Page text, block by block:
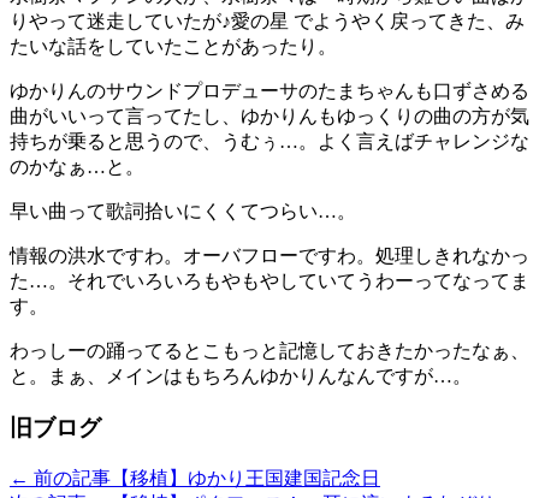
りやって迷走していたが♪愛の星 でようやく戻ってきた、み
たいな話をしていたことがあったり。
ゆかりんのサウンドプロデューサのたまちゃんも口ずさめる
曲がいいって言ってたし、ゆかりんもゆっくりの曲の方が気
持ちが乗ると思うので、うむぅ…。よく言えばチャレンジな
のかなぁ…と。
早い曲って歌詞拾いにくくてつらい…。
情報の洪水ですわ。オーバフローですわ。処理しきれなかっ
た…。それでいろいろもやもやしていてうわーってなってま
す。
わっしーの踊ってるとこもっと記憶しておきたかったなぁ、
と。まぁ、メインはもちろんゆかりんなんですが…。
旧ブログ
← 前の記事 【移植】ゆかり王国建国記念日